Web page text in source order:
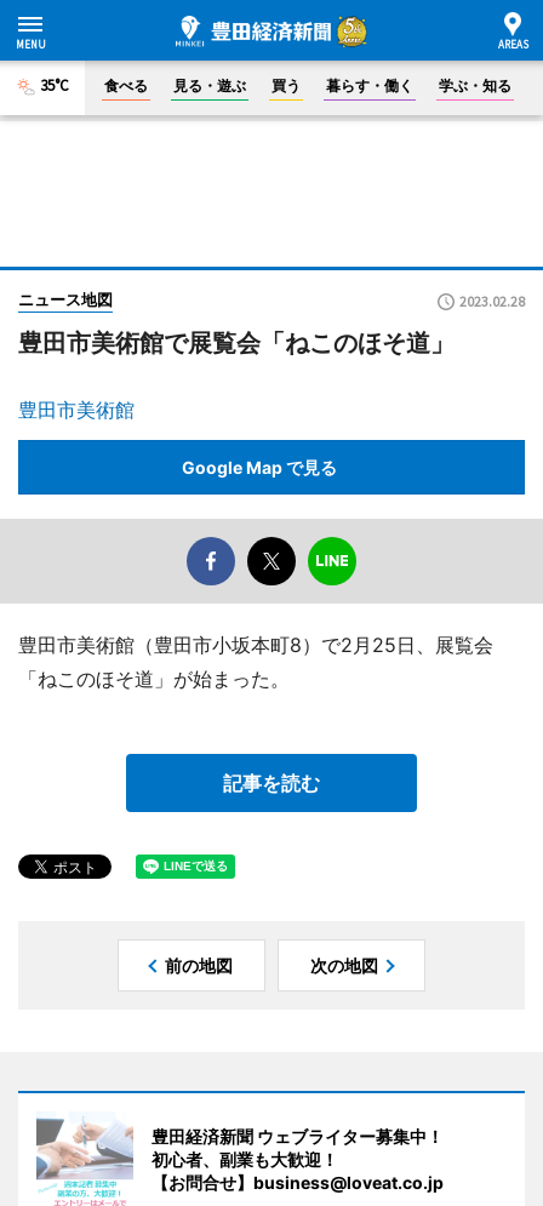
35°C 食べる 見る・遊ぶ 買う 暮らす・働く 学ぶ・知る
ニュース地図 2023.02.28
豊田市美術館で展覧会「ねこのほそ道」
豊田市美術館
Google Map で見る
豊田市美術館（豊田市小坂本町8）で2月25日、展覧会
「ねこのほそ道」が始まった。
記事を読む
前の地図 次の地図
豊田経済新聞 ウェブライター募集中！
初心者、副業も大歓迎！
【お問合せ】business@loveat.co.jp